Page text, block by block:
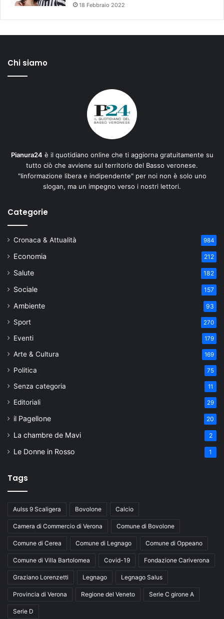
18 Febbraio 2022
Chi siamo
Pianura24 è il quotidiano online che ti aggiorna gratuitamente su
tutto ciò che avviene sul territorio del Basso veronese.
"Iinformazione libera e indipendente" per noi non è solo uno
slogan, ma un impegno verso i nostri lettori.
Categorie
Cronaca & Attualità 984
Economia 212
Salute 182
Sociale 157
Ambiente 93
Sport 270
Eventi 179
Arte & Cultura 169
Politica 75
Senza categoria 11
Editoriali 29
il Pagellone 20
La chambre de Mavi 2
Le Donne in Rosso 1
Tags
Aulss 9 Scaligera Bovolone Calcio
Camera di Commercio di Verona Comune di Bovolone
Comune di Cerea Comune di Legnago Comune di Oppeano
Comune di Villa Bartolomea Covid-19 Fondazione Cariverona
Graziano Lorenzetti Legnago Legnago Salus
Provincia di Verona Regione del Veneto Serie C girone A
Serie D